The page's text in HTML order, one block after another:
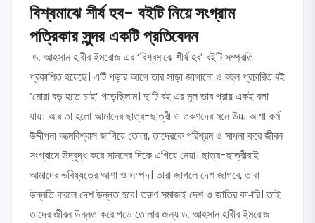
বিশ্বমাঝে শীর্ষ হব- বইটি নিয়ে সংগ্রাম
পত্রিকার সুন্দর একটি প্রতিবেদন
ড. আহসান হাবীব ইমরোজ এর ‘বিশ্বমাঝে শীর্ষ হব’ বইটি সম্প্রতি
প্রকাশিত হয়েছে। এটি পড়ার আগে তার সাড়া জাগানো ও বহুল প্রচারিত বই
‘মোরা বড় হতে চাই’ পড়েছিলাম। দু’টি বই এর মূল ভাব প্রায় একই বলা
যায়। আর তা হলো আমাদের ছাত্র-ছাত্রী ও তরুণদের মনে উচ্চ আশা কর্ম
উদ্দীপনা আত্মবিশ্বাস জাগিয়ে তোলা, তাদেরকে পরিশ্রম ও সাধনা করে জীবন
সংগ্রামে উদ্বুদ্ধ করে সামনের দিকে এগিয়ে নেয়া। ছাত্র-ছাত্রীরাই
আমাদের ভবিষ্যতের আশা ও সম্পদ। তারা জাগলে দেশ জাগবে, তারা
উন্নতি করলে দেশ উন্নত হবে। তরুণ সমাজই দেশ ও জাতির কা-ারি। তাই
তাদের জীবন উন্নত করে গড়ে তোলার জন্য ড. আহসান হাবীব ইমরোজ